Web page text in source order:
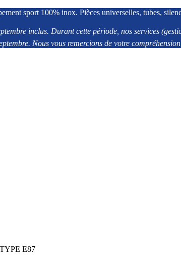
sport 100% inox. Pièces universelles, tubes,
inclus. Durant cette période, nos services
Nous vous remercions de votre
E87